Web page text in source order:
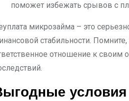
поможет избежать срывов с
микрозайма – это
стабильности.
отношение к своим
условия